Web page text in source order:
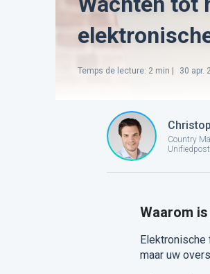
Temps de lecture: 2 min | 30 apr.
Country
Waarom
maar uw